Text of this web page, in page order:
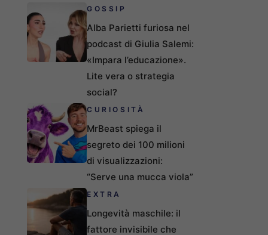
GOSSIP
Alba Parietti furiosa nel
podcast di Giulia Salemi:
«Impara l’educazione».
Lite vera o strategia
social?
CURIOSITÀ
MrBeast spiega il
segreto dei 100 milioni
di visualizzazioni:
“Serve una mucca viola”
EXTRA
Longevità maschile: il
fattore invisibile che